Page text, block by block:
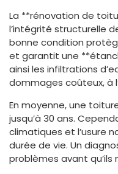
La **rénovation de
l’intégrité structurelle
bonne condition
et garantit une
ainsi les infiltrations
dommages coûteux, à
En moyenne, une
jusqu’à 30 ans.
climatiques et l’usure
durée de vie. Un
problèmes avant